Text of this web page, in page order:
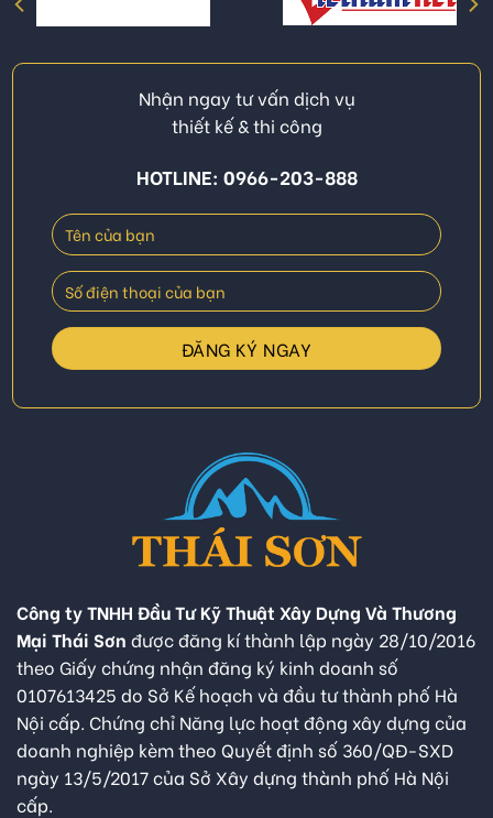
Nhận ngay tư vấn dịch vụ
thiết kế & thi công
HOTLINE: 0966-203-888
Công ty TNHH Đầu Tư Kỹ Thuật Xây Dựng Và Thương
Mại Thái Sơn được đăng kí thành lập ngày 28/10/2016
theo Giấy chứng nhận đăng ký kinh doanh số
0107613425 do Sở Kế hoạch và đầu tư thành phố Hà
Nội cấp. Chứng chỉ Năng lực hoạt động xây dựng của
doanh nghiệp kèm theo Quyết định số 360/QĐ-SXD
ngày 13/5/2017 của Sở Xây dựng thành phố Hà Nội
cấp.